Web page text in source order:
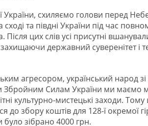
України, схиляємо голови перед
та півдні України під час
цих слів усі присутні
захищаючи державний суверенітет і
агресором, український народ
Збройним Силам України ми маємо
культурно-мистецькі заходи. Тому
до збору коштів для 128-ї окремої
зібрано 4000 грн.